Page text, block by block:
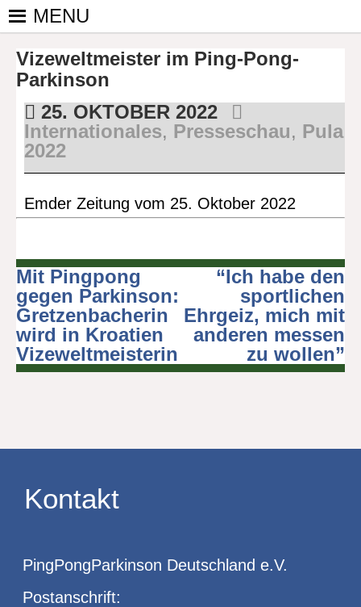
Skip
PINGPONGPARKINSON
DEUTSCHLAND E. V.
ist der
bundesweite
Zusammenschluss
kooperierenden
Vereinen und
Einzelpersonen,
der sich – mit dem
Mittel Tischtennis
– überwiegend
Parkinson und
deren Angehörige
kümmert.
MENU
Vizeweltmeister im Ping-Pong-
Parkinson
25. OKTOBER 2022
Internationales, Presseschau, Pula
2022
Emder Zeitung vom 25. Oktober 2022
Beitragsnavigation
Mit Pingpong
gegen Parkinson:
Gretzenbacherin
wird in Kroatien
Vizeweltmeisterin
“Ich habe den
sportlichen
Ehrgeiz, mich mit
anderen messen
zu wollen”
Kontakt
PingPongParkinson Deutschland e.V.
Postanschrift: